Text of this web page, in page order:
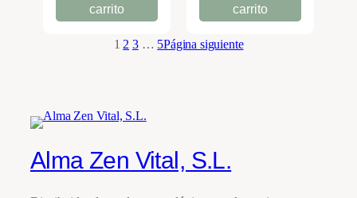
carrito
carrito
1 2 3 … 5Página siguiente
Alma Zen Vital, S.L.